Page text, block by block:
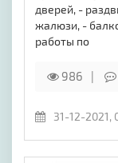
дверей, -
жалюзи, -
работы по
986
31-12-2021,